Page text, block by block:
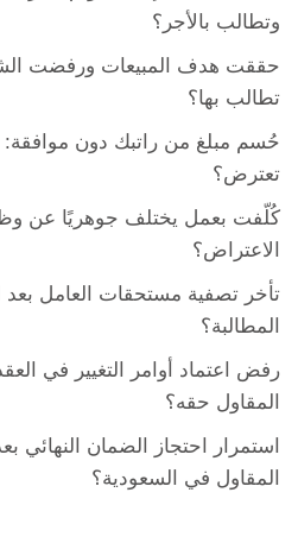
وتطالب بالأجر؟
حققت هدف المبيعات ورفضت
تطالب بها؟
حُسم مبلغ من راتبك دون
تعترض؟
كُلّفت بعمل يختلف جوهريًا عن
الاعتراض؟
تأخر تصفية مستحقات العامل بعد
المطالبة؟
رفض اعتماد أوامر التغيير في
المقاول حقه؟
استمرار احتجاز الضمان النهائي
المقاول في السعودية؟